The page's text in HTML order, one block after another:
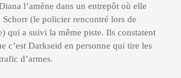
l’amène dans un entrepôt où elle
(le policier rencontré lors de
qui a suivi la même piste. Ils constatent
c’est Darkseid en personne qui tire les
d’armes.